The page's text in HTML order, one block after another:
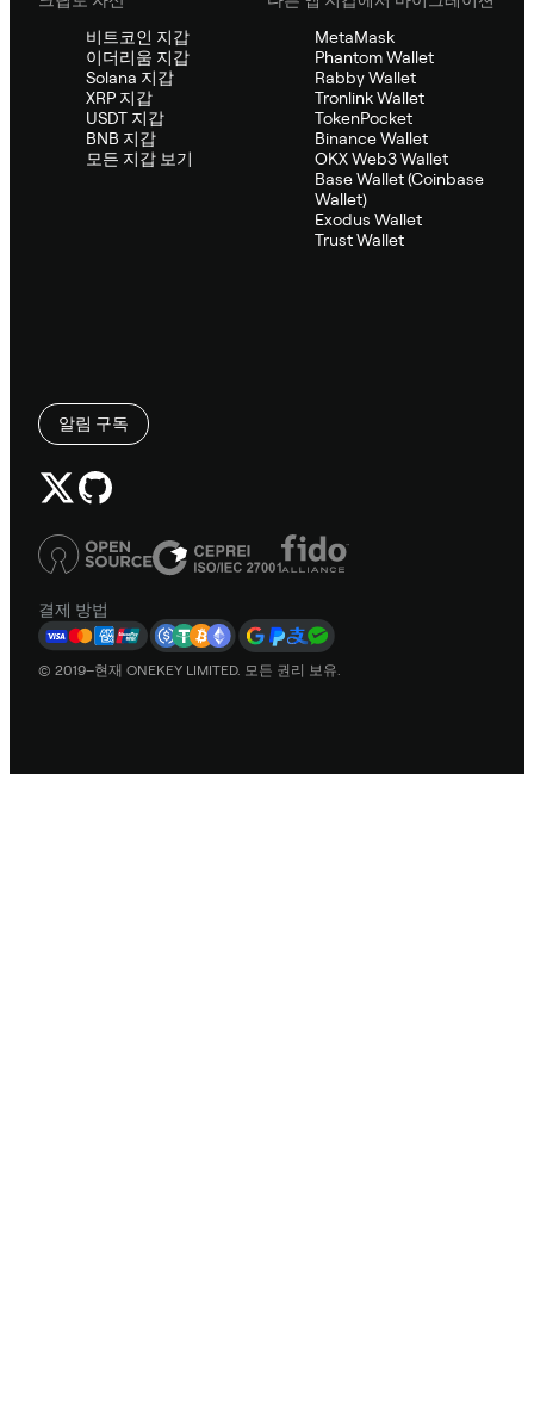
비트코인 지갑
이더리움 지갑
Solana 지갑
XRP 지갑
USDT 지갑
BNB 지갑
모든 지갑 보기
MetaMask
Phantom Wallet
Rabby Wallet
Tronlink Wallet
TokenPocket
Binance Wallet
OKX Web3 Wallet
Base Wallet (Coinbase
Wallet)
Exodus Wallet
Trust Wallet
알림 구독
결제 방법
© 2019–현재 ONEKEY LIMITED. 모든 권리 보유.